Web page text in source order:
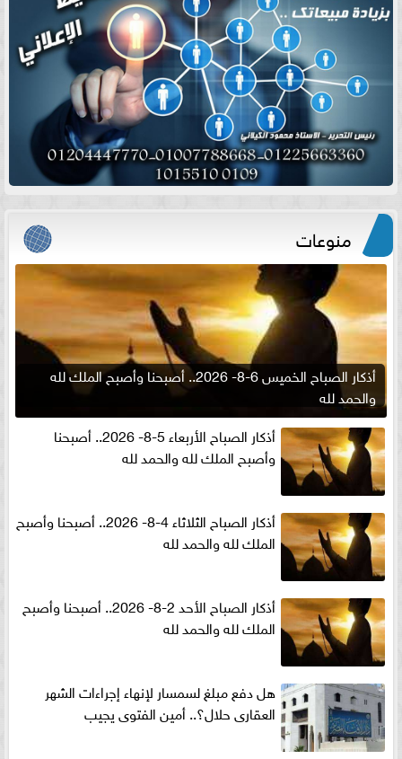
منوعات
أذكار الصباح الخميس 6-8- 2026.. أصبحنا وأصبح الملك لله
والحمد لله
أذكار الصباح الأربعاء 5-8- 2026.. أصبحنا
وأصبح الملك لله والحمد لله
أذكار الصباح الثلاثاء 4-8- 2026.. أصبحنا وأصبح
الملك لله والحمد لله
أذكار الصباح الأحد 2-8- 2026.. أصبحنا وأصبح
الملك لله والحمد لله
هل دفع مبلغ لسمسار لإنهاء إجراءات الشهر
العقارى حلال؟.. أمين الفتوى يجيب